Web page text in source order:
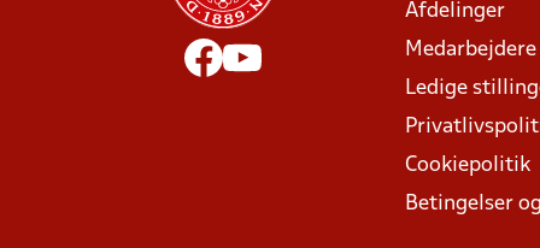
Afdelinger
Medarbejdere
Ledige
Cookiepolitik
Betingelser